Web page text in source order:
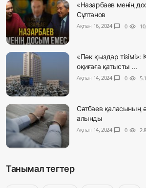
«Назарбаев менің
Сұлтанов
Ақпан 16, 2024 chat_bubble 0 visibility
«Пәк қыздар
оқиғаға қатысты ...
Ақпан 14, 2024 chat_bubble 0 visibility
Сәтбаев қаласының
алынды
Ақпан 14, 2024 chat_bubble 0 visibility
Танымал тегтер